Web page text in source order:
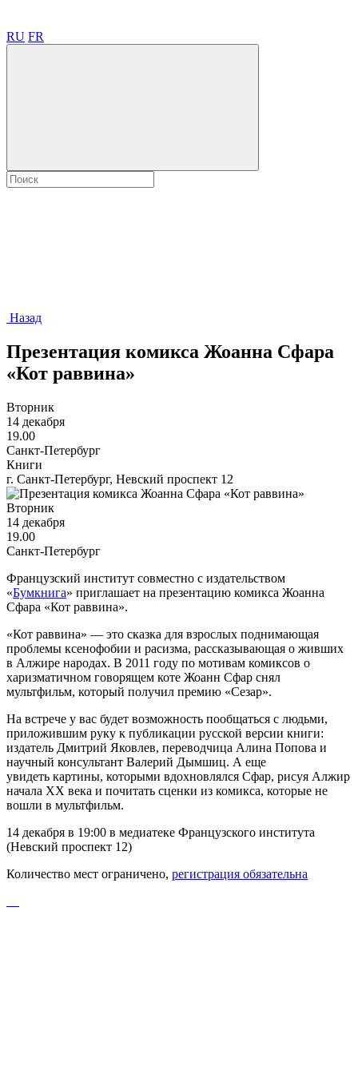
RU FR
Назад
Презентация комикса Жоанна Сфара
«Кот раввина»
Вторник
14 декабря
19.00
Санкт-Петербург
Книги
г. Санкт-Петербург, Невский проспект 12
Вторник
14 декабря
19.00
Санкт-Петербург
Французский институт совместно с издательством
«Бумкнига» приглашает на презентацию комикса Жоанна
Сфара «Кот раввина».
«Кот раввина» — это сказка для взрослых поднимающая
проблемы ксенофобии и расизма, рассказывающая о живших
в Алжире народах. В 2011 году по мотивам комиксов о
харизматичном говорящем коте Жоанн Сфар снял
мультфильм, который получил премию «Сезар».
На встрече у вас будет возможность пообщаться с людьми,
приложившим руку к публикации русской версии книги:
издатель Дмитрий Яковлев, переводчица Алина Попова и
научный консультант Валерий Дымшиц. А еще
увидеть картины, которыми вдохновлялся Сфар, рисуя Алжир
начала XX века и почитать сценки из комикса, которые не
вошли в мультфильм.
14 декабря в 19:00 в медиатеке Французского института
(Невский проспект 12)
Количество мест ограничено, регистрация обязательна